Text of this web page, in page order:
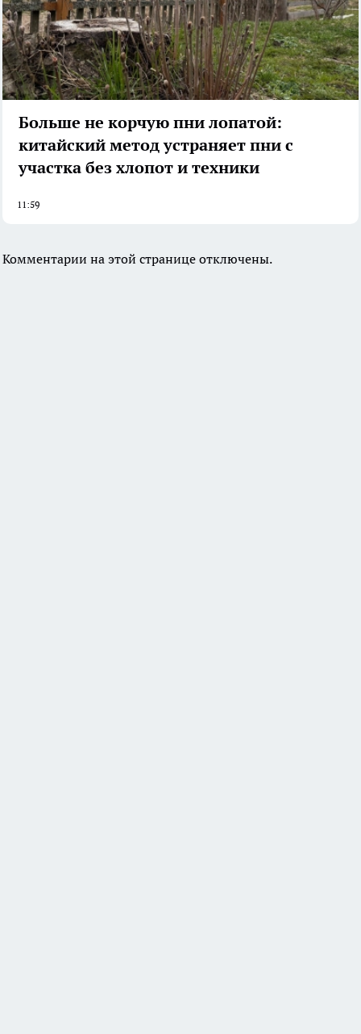
Больше не корчую пни лопатой:
китайский метод устраняет пни с
участка без хлопот и техники
11:59
Комментарии на этой странице отключены.